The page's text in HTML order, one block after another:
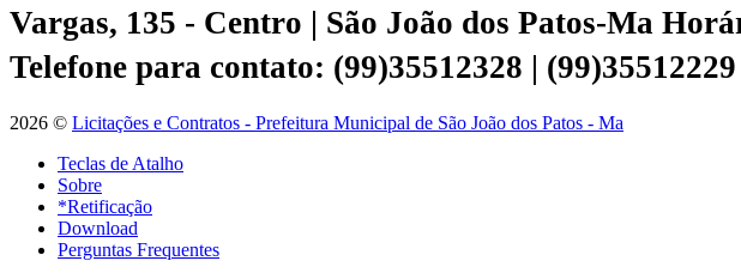
Vargas, 135 - Centro | São João dos Patos-Ma
Telefone para contato: (99)35512328 | (99)35512229
2026 © Licitações e Contratos - Prefeitura Municipal de São João dos Patos - Ma
Teclas de Atalho
Sobre
*Retificação
Download
Perguntas Frequentes